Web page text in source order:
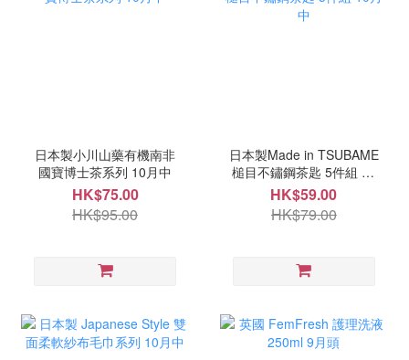
日本製小川山藥有機南非
國寶博士茶系列 10月中
HK$75.00
HK$95.00
日本製Made in TSUBAME
槌目不鏽鋼茶匙 5件組 10
月中
HK$59.00
HK$79.00